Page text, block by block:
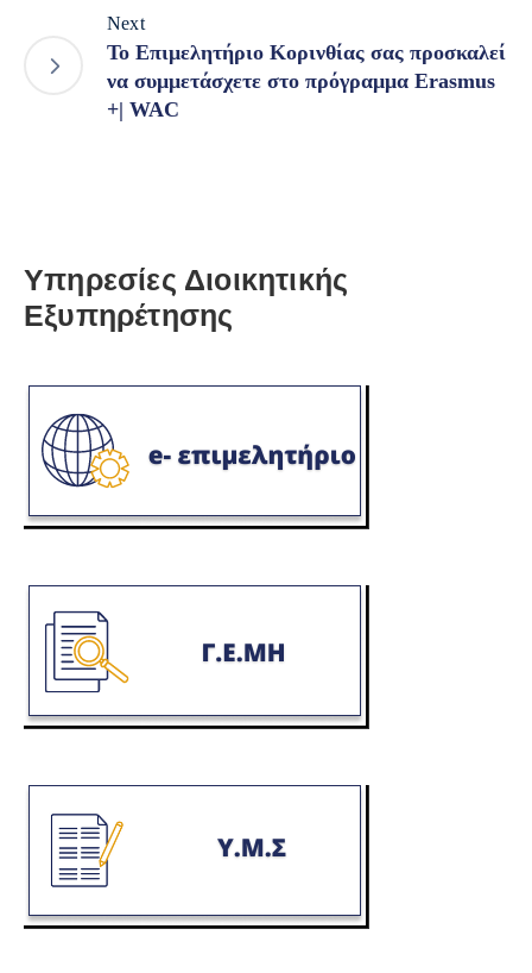
Next
To Επιμελητήριο Κορινθίας σας προσκαλεί
να συμμετάσχετε στο πρόγραμμα Erasmus
+| WAC
Υπηρεσίες Διοικητικής
Εξυπηρέτησης